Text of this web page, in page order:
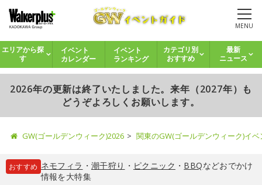
MENU
エリアから探
す
イベント
カレンダー
イベント
ランキング
カテゴリ別
おすすめ
最新
ニュース
2026年の更新は終了いたしました。来年（2027年）も
どうぞよろしくお願いします。
GW(ゴールデンウィーク)2026 関東のGW(ゴールデンウィーク)イ
おすすめ ネモフィラ ・ 潮干狩り ・ ピクニック ・ BBQなどおでかけ
情報を大特集